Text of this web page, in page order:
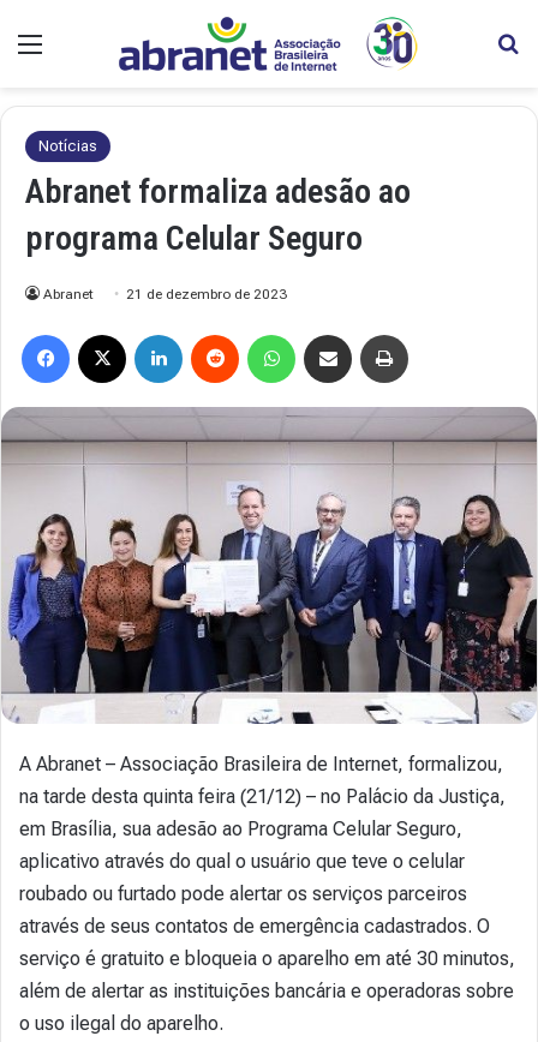
Notícias
Abranet formaliza adesão ao
programa Celular Seguro
Abranet 21 de dezembro de 2023
A Abranet – Associação Brasileira de Internet, formalizou,
na tarde desta quinta feira (21/12) – no Palácio da Justiça,
em Brasília, sua adesão ao Programa Celular Seguro,
aplicativo através do qual o usuário que teve o celular
roubado ou furtado pode alertar os serviços parceiros
através de seus contatos de emergência cadastrados. O
serviço é gratuito e bloqueia o aparelho em até 30 minutos,
além de alertar as instituições bancária e operadoras sobre
o uso ilegal do aparelho.